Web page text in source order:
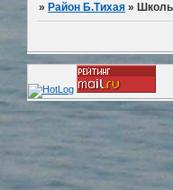
» Район Б.Тихая »